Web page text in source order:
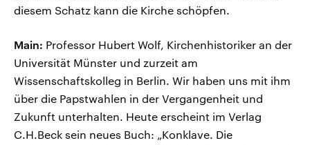
diesem Schatz kann die Kirche schöpfen.
Main: Professor Hubert Wolf, Kirchenhistoriker an der
Universität Münster und zurzeit am
Wissenschaftskolleg in Berlin. Wir haben uns mit ihm
über die Papstwahlen in der Vergangenheit und
Zukunft unterhalten. Heute erscheint im Verlag
C.H.Beck sein neues Buch: „Konklave. Die